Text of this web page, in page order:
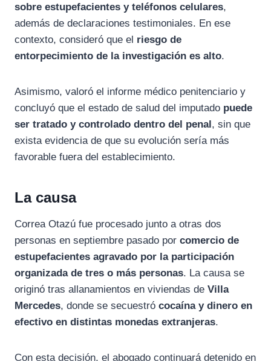
sobre estupefacientes y teléfonos celulares,
además de declaraciones testimoniales. En ese
contexto, consideró que el riesgo de
entorpecimiento de la investigación es alto.
Asimismo, valoró el informe médico penitenciario y
concluyó que el estado de salud del imputado puede
ser tratado y controlado dentro del penal, sin que
exista evidencia de que su evolución sería más
favorable fuera del establecimiento.
La causa
Correa Otazú fue procesado junto a otras dos
personas en septiembre pasado por comercio de
estupefacientes agravado por la participación
organizada de tres o más personas. La causa se
originó tras allanamientos en viviendas de Villa
Mercedes, donde se secuestró cocaína y dinero en
efectivo en distintas monedas extranjeras.
Con esta decisión, el abogado continuará detenido en